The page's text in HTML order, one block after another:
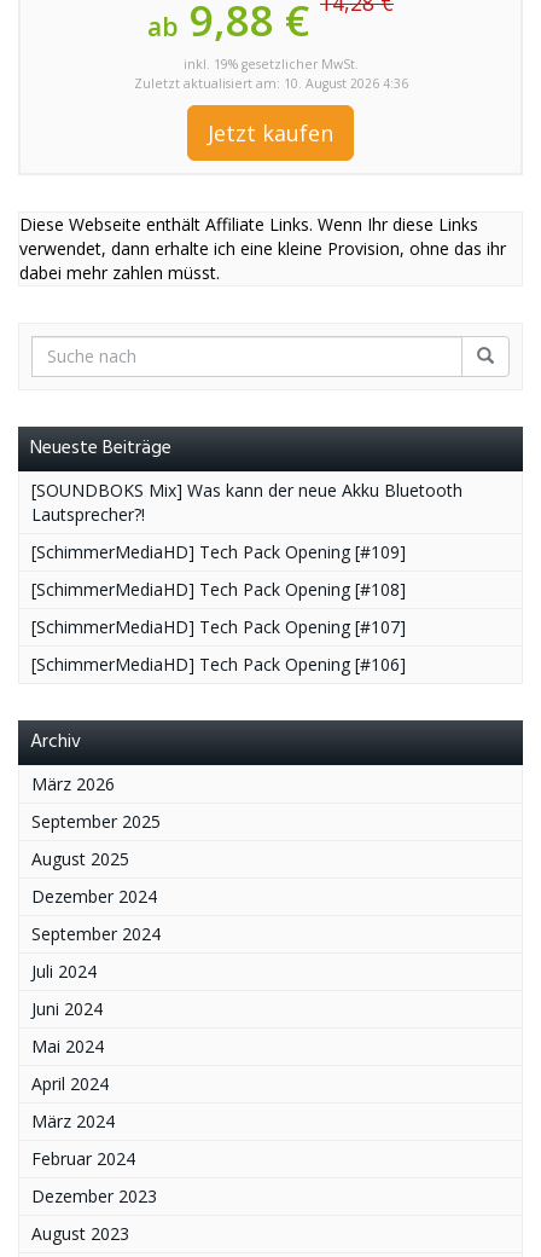
ab 9,88 €
inkl. 19% gesetzlicher MwSt.
Zuletzt aktualisiert am: 10. August 2026 4:36
Jetzt kaufen
Diese Webseite enthält Affiliate Links. Wenn Ihr diese Links
verwendet, dann erhalte ich eine kleine Provision, ohne das ihr
dabei mehr zahlen müsst.
Neueste Beiträge
[SOUNDBOKS Mix] Was kann der neue Akku Bluetooth
Lautsprecher?!
[SchimmerMediaHD] Tech Pack Opening [#109]
[SchimmerMediaHD] Tech Pack Opening [#108]
[SchimmerMediaHD] Tech Pack Opening [#107]
[SchimmerMediaHD] Tech Pack Opening [#106]
Archiv
März 2026
September 2025
August 2025
Dezember 2024
September 2024
Juli 2024
Juni 2024
Mai 2024
April 2024
März 2024
Februar 2024
Dezember 2023
August 2023